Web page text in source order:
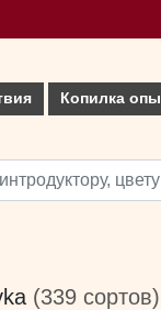
Копилка
(339 сортов)